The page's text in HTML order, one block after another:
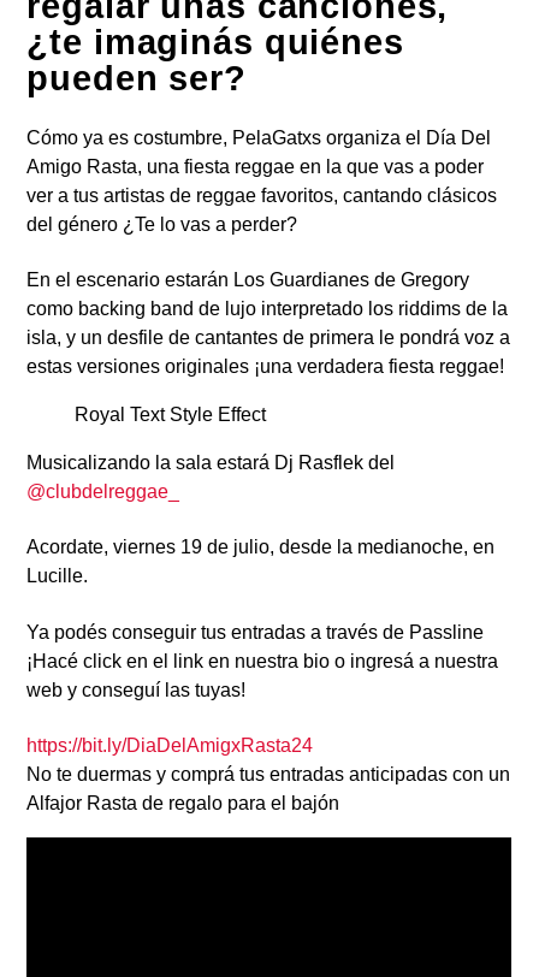
¿te imaginás quiénes
pueden ser?
Cómo ya es costumbre, PelaGatxsorganiza el Día Del
Amigo Rasta, una fiesta reggae en la que vas a poder
ver a tus artistas de reggae favoritos, cantando clásicos
del género ¿Te lo vas a perder?
En el escenario estarán Los Guardianes de Gregory
como backing band de lujo interpretado los riddims de la
isla, y un desfile de cantantes de primera le pondrá voz a
estas versiones originales ¡una verdadera fiesta reggae!
Royal Text Style Effect
Musicalizando la sala estará Dj Rasflekdel
@clubdelreggae_
Acordate, viernes 19 de julio, desde la medianoche, en
Lucille.
Ya podés conseguir tus entradas a través de Passline
¡Hacé click en el link en nuestra bio o ingresá a nuestra
web y conseguí las tuyas!
https://bit.ly/DiaDelAmigxRasta24
No te duermas y comprá tus entradas anticipadas con un
Alfajor Rasta de regalo para el bajón